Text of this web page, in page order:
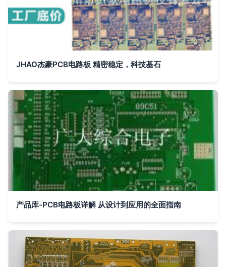
JHAO杰豪PCB电路板 精密稳定，科技基石
产品库-PCB电路板详解 从设计到应用的全面指南